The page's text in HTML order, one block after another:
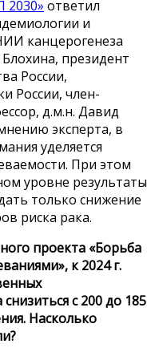
2030» ответил
и
канцерогенеза
президент
России,
России, член-
д.м.н. Давид
эксперта, в
уделяется
При этом
уровне результаты
только снижение
риска рака.
проекта «Борьба
к 2024 г.
с 200 до 185
Насколько